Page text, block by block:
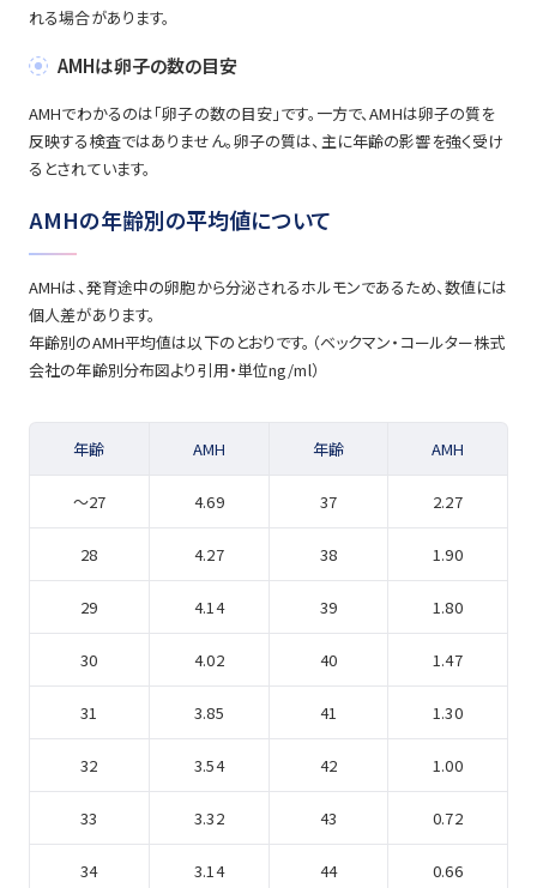
れる場合があります。
AMHは卵子の数の目安
AMHでわかるのは「卵子の数の目安」です。一方で、AMHは卵子の質を
反映する検査ではありません。卵子の質は、主に年齢の影響を強く受け
るとされています。
AMHの年齢別の平均値について
AMHは、発育途中の卵胞から分泌されるホルモンであるため、数値には
個人差があります。
年齢別のAMH平均値は以下のとおりです。（ベックマン・コールター株式
会社の年齢別分布図より引用・単位ng/ml）
年齢 AMH 年齢 AMH
～27 4.69 37 2.27
28 4.27 38 1.90
29 4.14 39 1.80
30 4.02 40 1.47
31 3.85 41 1.30
32 3.54 42 1.00
33 3.32 43 0.72
34 3.14 44 0.66